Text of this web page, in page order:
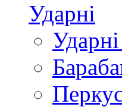
Ударні